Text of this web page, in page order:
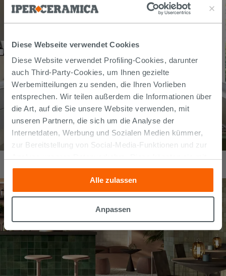
Diese Webseite verwendet Cookies
Diese Website verwendet Profiling-Cookies, darunter
auch Third-Party-Cookies, um Ihnen gezielte
Werbemitteilungen zu senden, die Ihren Vorlieben
entsprechen. Wir teilen außerdem die Informationen über
die Art, auf die Sie unsere Website verwenden, mit
unseren Partnern, die sich um die Analyse der
Internetdaten, Werbung und Sozialen Medien kümmer,
zur Bereitstellung von Social-Media-Funktionen und zur
anderen Informationen, die Sie ihnen geliefert haben oder
die sie aufgrund Ihrer Verwendung ihrer Dienste
gesammelt haben, kombinieren. Falls Sie mehr wissen
möchten oder Ihre Zustimmung zu allen oder einigen
Zustimmung kann durch Klicken auf die Schaltfläche
„Cookies akzeptieren“ gegeben werden. Wenn Sie auf
die Schaltfläche "X" klicken, können Sie das Surfen erst
nach der Installation der technischen Cookies fortsetzen.
Alle zulassen
Anpassen
36,99€